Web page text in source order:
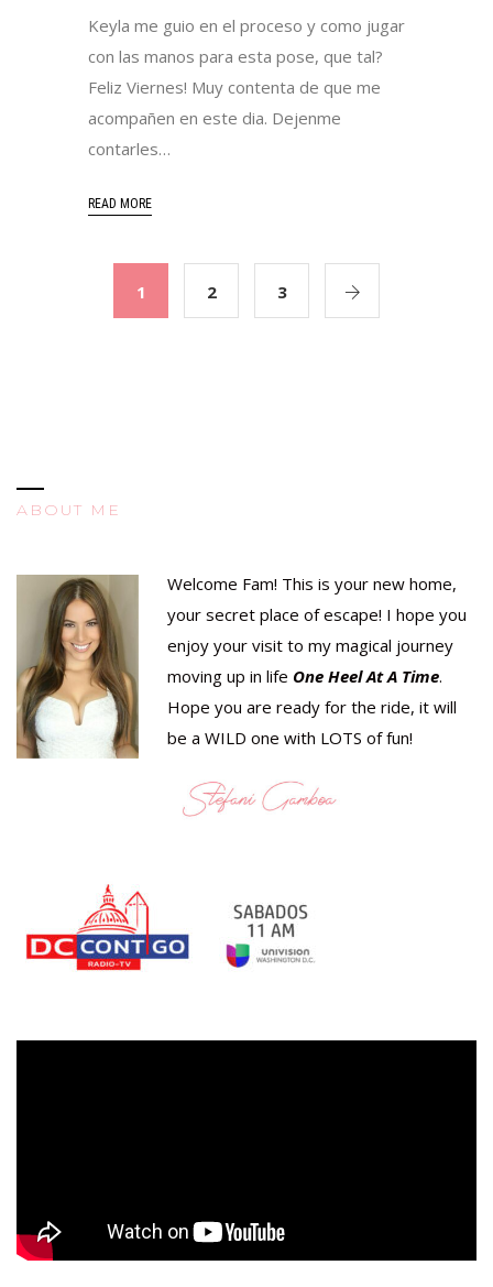
Keyla me guio en el proceso y como jugar
con las manos para esta pose, que tal?
Feliz Viernes! Muy contenta de que me
acompañen en este dia. Dejenme
contarles…
READ MORE
1 2 3
ABOUT ME
Welcome Fam! This is your new home,
your secret place of escape! I hope you
enjoy your visit to my magical journey
moving up in life One Heel At A Time.
Hope you are ready for the ride, it will
be a WILD one with LOTS of fun!